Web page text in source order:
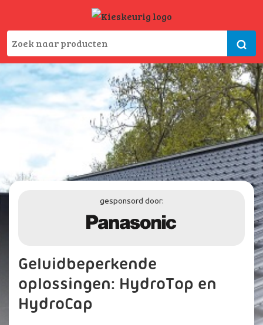
gesponsord door:
Geluidbeperkende
oplossingen: HydroTop en
HydroCap